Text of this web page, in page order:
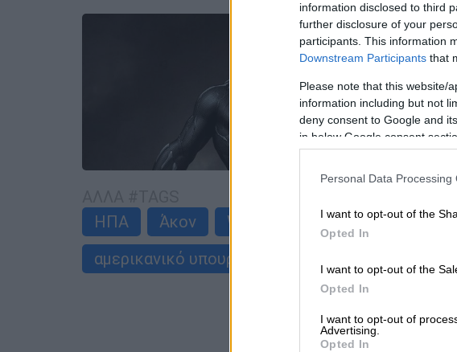
information disclosed to third
further disclosure of your
participants. This information
Downstream Participants that
Please note that this website/
information including but not
deny consent to Google and
in below Google consent
Personal Data Processing
I want to opt-out of the
Opted In
I want to opt-out of the
Opted In
I want to opt-out of
Advertising.
Opted In
Κόσμος|
στη
ΗΠΑ
Άκον Wakanda
Γουακάντα
αμερικανικό υπουργείο Γεωργίας